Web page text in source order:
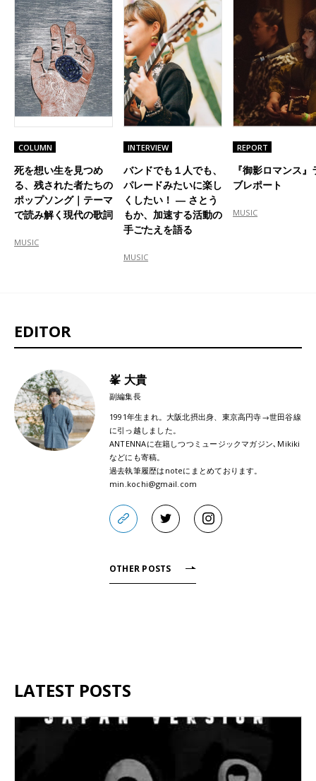
COLUMN
死を想い生を見つめ
る、残された者たちの
ポップソング｜テーマ
で読み解く現代の歌詞
MUSIC
INTERVIEW
バンドでも１人でも、
パレードみたいに楽し
くしたい！ ― さとう
もか、加速する活動の
手ごたえを語る
MUSIC
REPORT
『御影ロマンス』
ブレポート
MUSIC
EDITOR
峯 大貴
副編集長
1991年生まれ。大阪北摂出身、東京高円寺→世田谷線
に引っ越しました。
ANTENNAに在籍しつつミュージックマガジン､Mikiki
などにも寄稿。
過去執筆履歴はnoteにまとめております。
min.kochi@gmail.com
OTHER POSTS
LATEST POSTS